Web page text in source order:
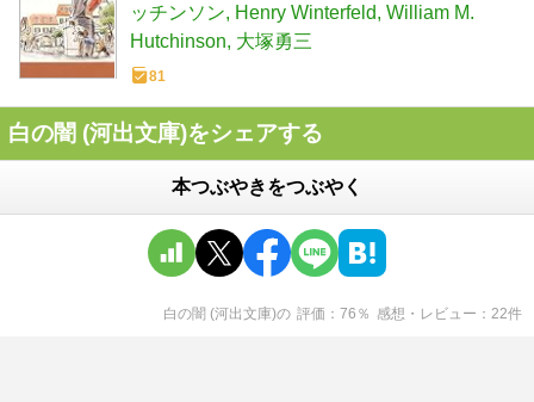
ッチンソン
Henry Winterfeld William M.
Hutchinson 大塚勇三
81
白の闇 (河出文庫)をシェアする
本つぶやきをつぶやく
白の闇 (河出文庫)の 評価 76 ％ 感想・レビュー 22件